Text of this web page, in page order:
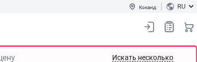
Коканд RU
Искать несколько